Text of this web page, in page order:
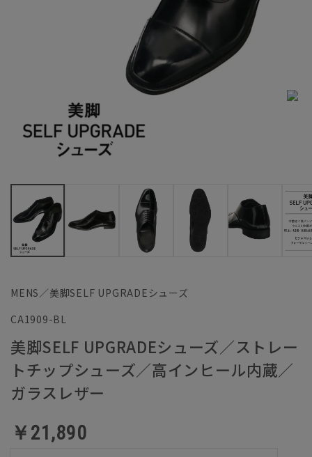
MENS／美脚SELF UPGRADEシューズ
CA1909-BL
美脚SELF UPGRADEシューズ／ストレー
トチップシューズ／高インヒール内蔵／
ガラスレザー
￥21,890